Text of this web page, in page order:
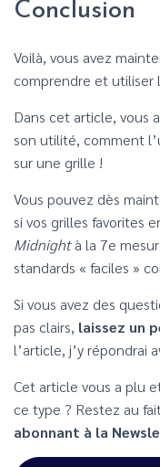
Conclusion
Voilà, vous avez
comprendre et utiliser
Dans cet article, vous
son utilité, comment
sur une grille !
Vous pouvez dès
si vos grilles favorites
Midnightà la 7e
standards « faciles »
Si vous avez des
pas clairs, laissez un
l’article, j’y répondrai
Cet article vous a plu
ce type ? Restez au
abonnant à la